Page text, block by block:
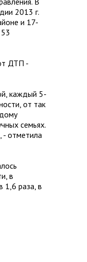
2013 г.
и 17-
ДТП -
каждый 5-
от так
семьях.
- отметила
в
1,6 раза, в